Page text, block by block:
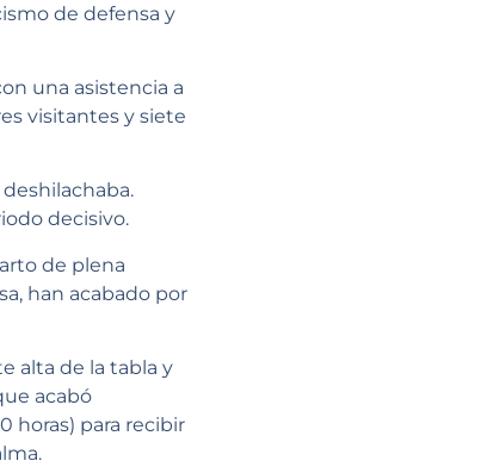
de defensa y
una asistencia a
visitantes y siete
decisivo.
de plena
han acabado por
alta de la tabla y
acabó
horas) para recibir